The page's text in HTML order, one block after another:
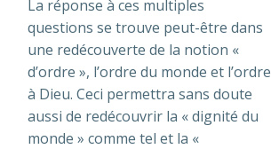
La réponse à ces multiples
questions se trouve peut-être dans
une redécouverte de la notion «
d’ordre », l’ordre du monde et l’ordre
à Dieu. Ceci permettra sans doute
aussi de redécouvrir la « dignité du
monde » comme tel et la «